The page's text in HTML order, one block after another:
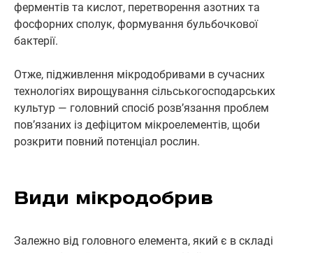
ферментів та кислот, перетворення азотних та
фосфорних сполук, формування бульбочкової
бактерії.
Отже, підживлення мікродобривами в сучасних
технологіях вирощування сільськогосподарських
культур — головний спосіб розв’язання проблем
пов’язаних із дефіцитом мікроелементів, щоби
розкрити повний потенціал рослин.
Види мікродобрив
Залежно від головного елемента, який є в складі